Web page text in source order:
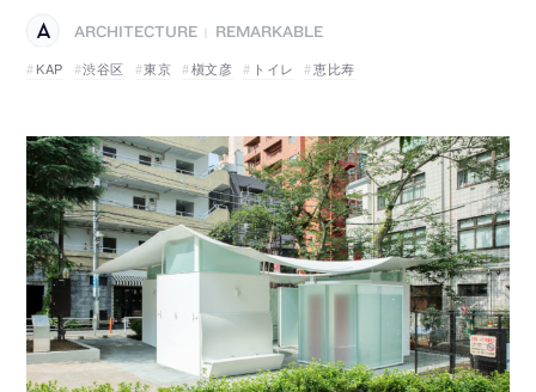
ARCHITECTURE
REMARKABLE
KAP
渋谷区 東京 槇文彦 トイレ 恵比寿